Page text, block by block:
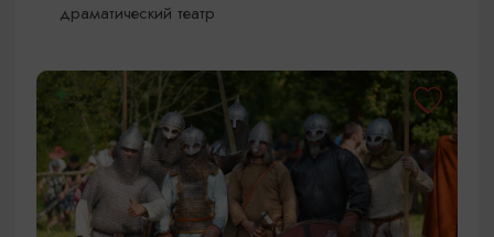
драматический театр